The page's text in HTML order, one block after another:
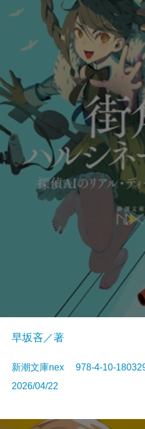
早坂吝／著
新潮文庫nex 978-4-10-
2026/04/22